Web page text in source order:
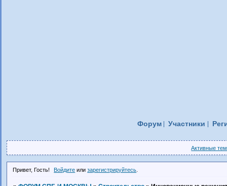
Форум Участники
Активные
Привет, Гость! Войдите илизарегистрируйтесь